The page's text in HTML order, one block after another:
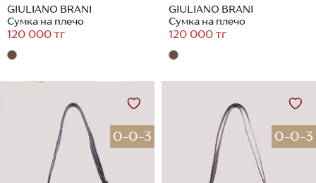
GIULIANO BRANI
Сумка на плечо
120 000 тг
GIULIANO BRANI
Сумка на плечо
120 000 тг
0-0-3 0-0-3